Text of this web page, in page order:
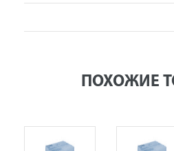
ПОХОЖИЕ